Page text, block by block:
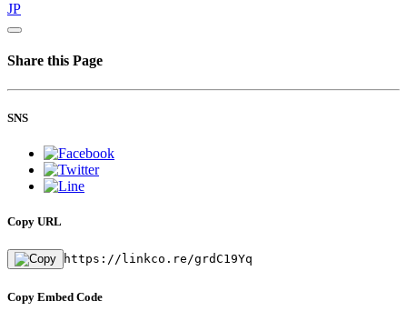
JP
Share this Page
SNS
Copy URL
https://linkco.re/grdC19Yq
Copy Embed Code